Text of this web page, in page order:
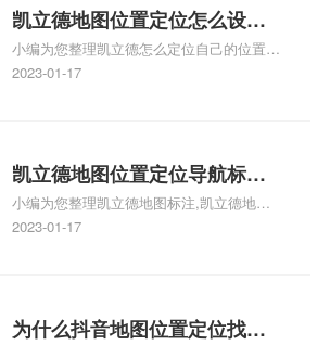
门指路人地图标注服务中心地址标注上地图
怎么弄相关地图标注知识，详情可查看下方
正文！
凯立德地图位置定位怎么设置
自己的指路人地图标注服务中
心名？凯立德地图位置定位怎
小编为您整理凯立德怎么定位自己的位置
啊、手机凯立德地图定位怎么设置往上走、
地图标注服务中心铺招牌相关地图标注知
识，详情可查看下方正文！
2023-01-17
凯立德地图位置定位导航标
注？凯立德地图位置定位,导航,
标注？
小编为您整理凯立德地图标注,凯立德地图
标注怎么做啊、凯立德地图标注,凯立德地
相关地图标注知识，详情可查看下方正文！
2023-01-17
为什么抖音地图位置定位找不